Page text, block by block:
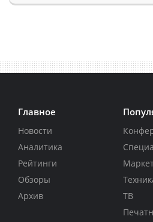
Главное
Новости
Аналитика
Рейтинги
Обзоры
Архив
ТВ